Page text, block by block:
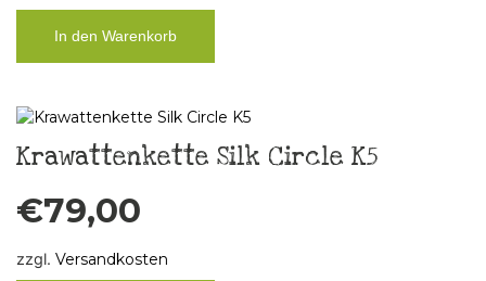
In den Warenkorb
Krawattenkette Silk Circle K5
€79,00
zzgl. Versandkosten